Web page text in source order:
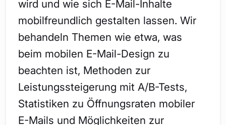
wird und wie sich E-Mail-Inhalte
mobilfreundlich gestalten lassen. Wir
behandeln Themen wie etwa, was
beim mobilen E-Mail-Design zu
beachten ist, Methoden zur
Leistungssteigerung mit A/B-Tests,
Statistiken zu Öffnungsraten mobiler
E-Mails und Möglichkeiten zur